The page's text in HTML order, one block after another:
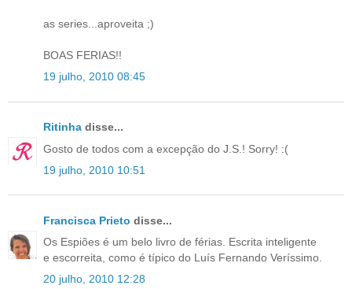
as series...aproveita ;)
BOAS FERIAS!!
19 julho, 2010 08:45
Ritinha disse...
Gosto de todos com a excepção do J.S.! Sorry! :(
19 julho, 2010 10:51
Francisca Prieto disse...
Os Espiões é um belo livro de férias. Escrita inteligente
e escorreita, como é típico do Luís Fernando Veríssimo.
20 julho, 2010 12:28